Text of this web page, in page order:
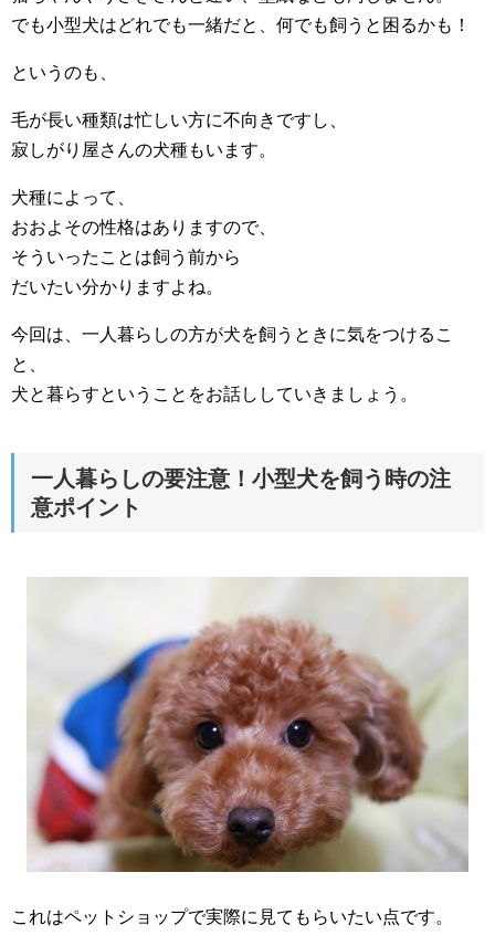
でも小型犬はどれでも一緒だと、何でも飼うと困るかも！
というのも、
毛が長い種類は忙しい方に不向きですし、
寂しがり屋さんの犬種もいます。
犬種によって、
おおよその性格はありますので、
そういったことは飼う前から
だいたい分かりますよね。
今回は、一人暮らしの方が犬を飼うときに気をつけるこ
と、
犬と暮らすということをお話ししていきましょう。
一人暮らしの要注意！小型犬を飼う時の注
意ポイント
これはペットショップで実際に見てもらいたい点です。